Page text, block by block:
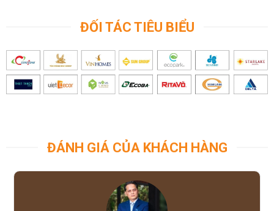
ĐỐI TÁC TIÊU BIỂU
ĐÁNH GIÁ CỦA KHÁCH HÀNG